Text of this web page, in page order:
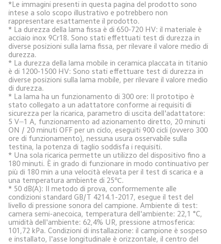
*Le immagini presenti in questa pagina del prodotto sono
intese a solo scopo illustrativo e potrebbero non
rappresentare esattamente il prodotto.
* La durezza della lama fissa è di 650-720 HV: il materiale è
acciaio inox 9Cr18. Sono stati effettuati test di durezza in
diverse posizioni sulla lama fissa, per rilevare il valore medio di
durezza.
* La durezza della lama mobile in ceramica placcata in titanio
è di 1200-1500 HV: Sono stati effettuare test di durezza in
diverse posizioni sulla lama mobile, per rilevare il valore medio
di durezza.
* La lama ha un funzionamento di 300 ore: Il prototipo è
stato collegato a un adattatore conforme ai requisiti di
sicurezza per la ricarica, parametro di uscita dell'adattatore:
5 V⎓1 A, funzionamento ad azionamento diretto, 20 minuti
ON / 20 minuti OFF per un ciclo, eseguiti 900 cicli (ovvero 300
ore di funzionamento), nessuna usura osservabile sulla
testina, la potenza di taglio soddisfa i requisiti.
* Una sola ricarica permette un utilizzo del dispositivo fino a
180 minuti. È in grado di funzionare in modo continuativo per
più di 180 min a una velocità elevata per il test di scarica e a
una temperatura ambiente di 25℃.
* 50 dB(A): Il metodo di prova, conformemente alle
condizioni standard GB/T 4214.1-2017, esegue il test del
livello di pressione sonora del campione. Ambiente di test:
camera semi-anecoica, temperatura dell'ambiente: 22,1 °C,
umidità dell'ambiente: 62,4% UR, pressione atmosferica:
101,72 kPa. Condizioni di installazione: il campione è sospeso
e installato, l'asse longitudinale è orizzontale, il centro del